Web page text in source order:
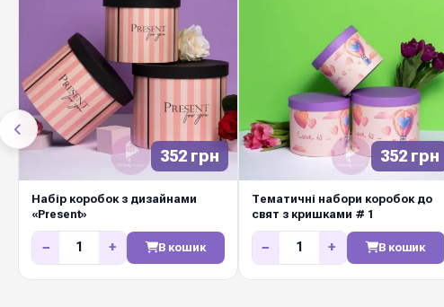
352 грн
Набір коробок з дизайнами
«Present»
− + В кошик
352 грн
Тематичні набори коробок до
свят з кришками # 1
− + В кошик